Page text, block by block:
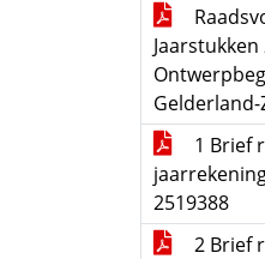
Jaarstukken
Gelderland-
1 Brief
2519388
2 Brief